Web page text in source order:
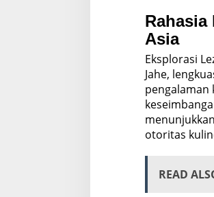
Rahasia
Asia
Eksplorasi
Jahe,
pengalaman
otoritas
READ